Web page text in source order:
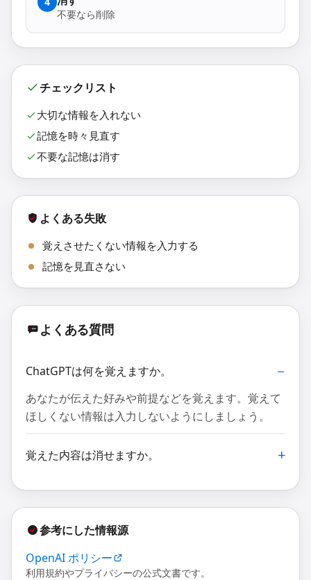
不要なら削除
チェックリスト
大切な情報を入れない
記憶を時々見直す
不要な記憶は消す
よくある失敗
覚えさせたくない情報を入力する
記憶を見直さない
よくある質問
ChatGPTは何を覚えますか。
あなたが伝えた好みや前提などを覚えます。覚えて
ほしくない情報は入力しないようにしましょう。
覚えた内容は消せますか。
参考にした情報源
OpenAI ポリシー
利用規約やプライバシーの公式文書です。